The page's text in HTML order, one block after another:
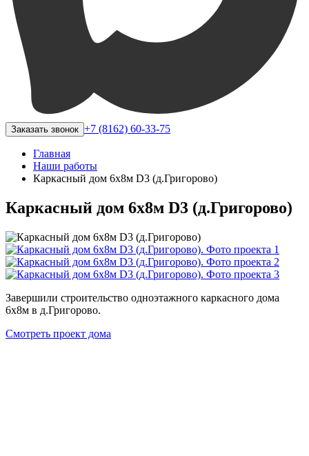
Заказать звонок +7 (8162) 60-33-75
Главная
Наши работы
Каркасный дом 6х8м D3 (д.Григорово)
Каркасный дом 6х8м D3 (д.Григорово)
Завершили строительство одноэтажного каркасного дома
6х8м в д.Григорово.
Смотреть проект дома